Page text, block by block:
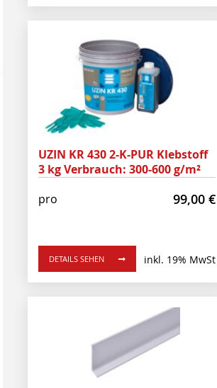
UZIN KR 430 2-K-PUR Klebstoff
3 kg Verbrauch: 300-600 g/m²
pro
99,00 €
DETAILS SEHEN inkl. 19% MwSt